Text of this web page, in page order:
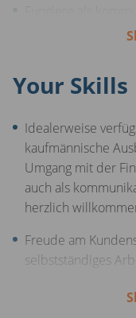
unseren
Eine
Kundenkontakt
Mit deiner
schaffst du eine
Kundenbetreuung
Your Skills
Idealerweise
kaufmännische
Umgang mit der
auch als
herzlich
Freude am
selbstständiges